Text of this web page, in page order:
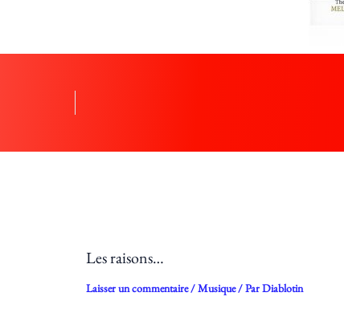
Les raisons…
Laisser un commentaire/Musique/ ParDiablotin